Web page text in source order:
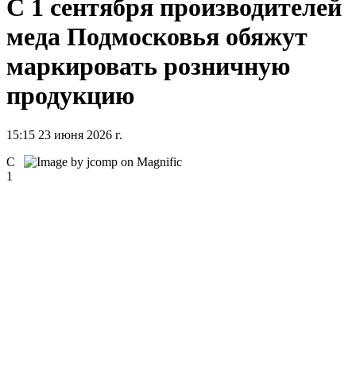
С 1 сентября производителей
меда Подмосковья обяжут
маркировать розничную
продукцию
15:15 23 июня 2026 г.
С
1